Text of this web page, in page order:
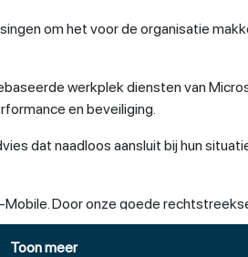
om het voor de organisatie
werkplek diensten van
en beveiliging.
dat naadloos aansluit bij hun
Door onze goede
Toon meer